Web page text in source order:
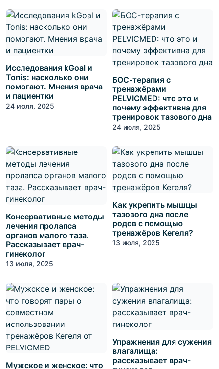
Исследования kGoal и
Tonis: насколько они
помогают. Мнения врача
и пациентки
24 июля, 2025
БОС-терапия с
тренажёрами
PELVICMED: что это и
почему эффективна для
тренировок тазового дна
24 июля, 2025
Консервативные методы
лечения пролапса
органов малого таза.
Рассказывает врач-
гинеколог
13 июля, 2025
Как укрепить мышцы
тазового дна после
родов с помощью
тренажёров Кегеля?
13 июля, 2025
Мужское и женское: что
Упражнения для сужения
влагалища:
рассказывает врач-